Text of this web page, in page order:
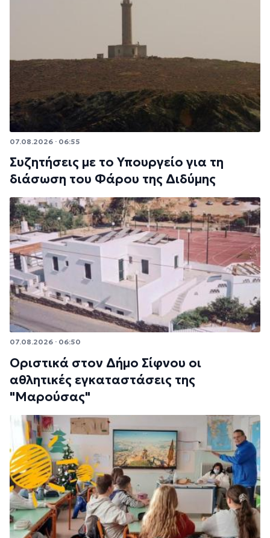
07.08.2026 · 06:55
Συζητήσεις με το Υπουργείο για τη
διάσωση του Φάρου της Διδύμης
07.08.2026 · 06:50
Οριστικά στον Δήμο Σίφνου οι
αθλητικές εγκαταστάσεις της
"Μαρούσας"